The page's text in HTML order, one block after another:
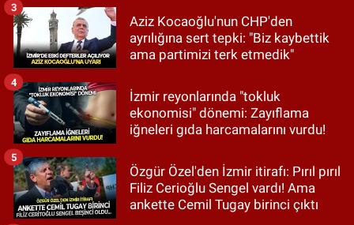
Aziz Kocaoğlu'nun CHP'den
ayrılığına sert tepki: "Biz kaybettik
ama partimizi terk etmedik"
3
İzmir reyonlarında "tokluk
ekonomisi" dönemi: Zayıflama
iğneleri gıda harcamalarını vurdu!
4
Özgür Özel'den İzmir itirafı: Pırıl pırıl
Filiz Cerioğlu Sengel vardı! Ama
ankette Cemil Tugay birinci çıktı
5